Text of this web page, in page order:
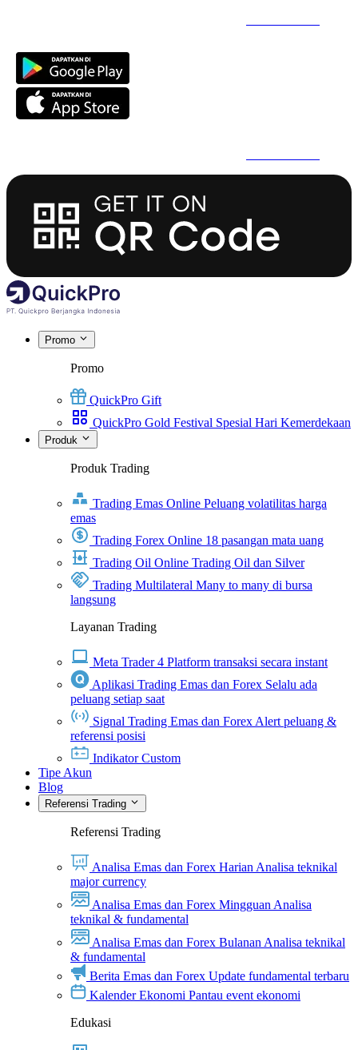
Promo
Promo
QuickPro Gift
QuickPro Gold Festival Spesial Hari Kemerdekaan
Produk
Produk Trading
Trading Emas Online Peluang volatilitas harga
emas
Trading Forex Online 18 pasangan mata uang
Trading Oil Online Trading Oil dan Silver
Trading Multilateral Many to many di bursa
langsung
Layanan Trading
Meta Trader 4 Platform transaksi secara instant
Aplikasi Trading Emas dan Forex Selalu ada
peluang setiap saat
Signal Trading Emas dan Forex Alert peluang &
referensi posisi
Indikator Custom
Tipe Akun
Blog
Referensi Trading
Referensi Trading
Analisa Emas dan Forex Harian Analisa teknikal
major currency
Analisa Emas dan Forex Mingguan Analisa
teknikal & fundamental
Analisa Emas dan Forex Bulanan Analisa teknikal
& fundamental
Berita Emas dan Forex Update fundamental terbaru
Kalender Ekonomi Pantau event ekonomi
Edukasi